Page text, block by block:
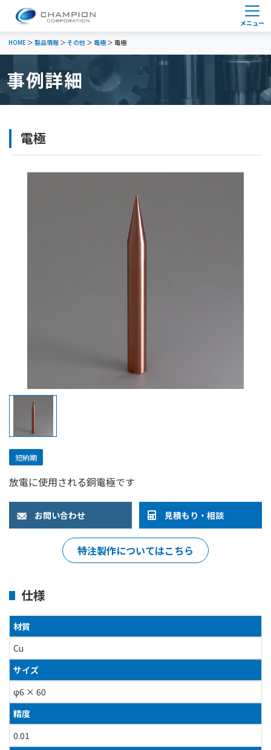
HOME ＞製品情報 ＞その他 ＞ 電極＞ 電極
事例詳細
電極
短納期
放電に使用される銅電極です
お問い合わせ 見積もり・相談
特注製作についてはこちら
仕様
材質
Cu
サイズ
φ6 × 60
精度
0.01